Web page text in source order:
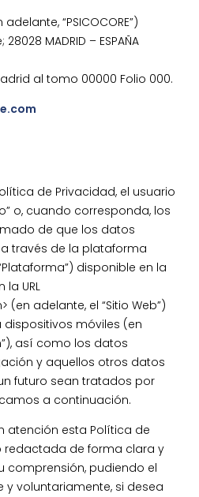
“PSICOCORE”)
MADRID – ESPAÑA
al tomo 00000 Folio 000.
de Privacidad, el usuario
o, cuando corresponda, los
de que los datos
través de la plataforma
disponible en la
URL
adelante, el “Sitio Web”)
móviles (en
así como los datos
y aquellos otros datos
futuro sean tratados por
a continuación.
atención esta Política de
redactada de forma clara y
comprensión, pudiendo el
y voluntariamente, si desea